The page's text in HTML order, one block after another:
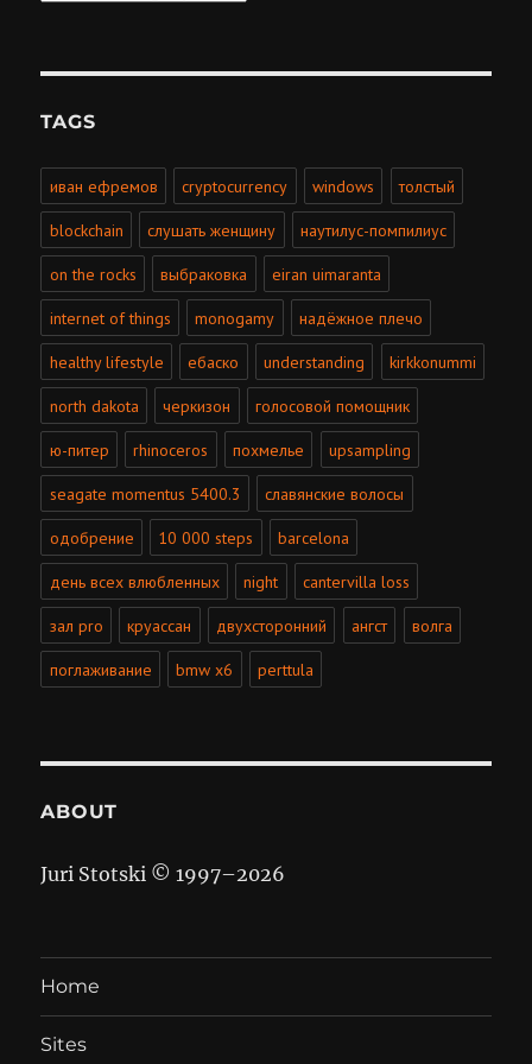
TAGS
иван ефремов cryptocurrency windows толстый
blockchain слушать женщину наутилус-помпилиус
on the rocks выбраковка eiran uimaranta
internet of things monogamy надёжное плечо
healthy lifestyle ебаско understanding kirkkonummi
north dakota черкизон голосовой помощник
ю-питер rhinoceros похмелье upsampling
seagate momentus 5400.3 славянские волосы
одобрение 10 000 steps barcelona
день всех влюбленных night cantervilla loss
зал pro круассан двухсторонний ангст волга
поглаживание bmw x6 perttula
ABOUT
Juri Stotski © 1997–2026
Home
Sites